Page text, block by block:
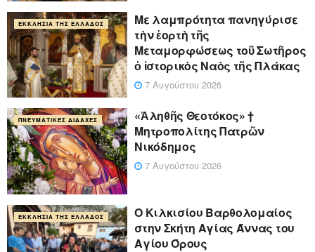
ΕΚΚΛΗΣΊΑ ΤΗΣ ΕΛΛΆΔΟΣ
Με λαμπρότητα πανηγύρισε
τὴν ἑορτὴ τῆς
Μεταμορφώσεως τοῦ Σωτῆρος
ὁ ἱστορικὸς Ναὸς τῆς Πλάκας
7 Αυγούστου 2026
ΠΝΕΥΜΑΤΙΚΈΣ ΔΙΔΑΧΈΣ
«Ἀληθῆς Θεοτόκος» †
Μητροπολίτης Πατρῶν
Νικόδημος
7 Αυγούστου 2026
ΕΚΚΛΗΣΊΑ ΤΗΣ ΕΛΛΆΔΟΣ
Ο Κιλκισίου Βαρθολομαίος
στην Σκήτη Αγίας Άννας του
Αγίου Όρους